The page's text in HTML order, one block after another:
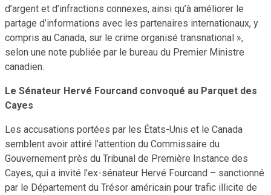
d’argent et d’infractions connexes, ainsi qu’à améliorer le
partage d’informations avec les partenaires internationaux, y
compris au Canada, sur le crime organisé transnational »,
selon une note publiée par le bureau du Premier Ministre
canadien.
Le Sénateur Hervé Fourcand convoqué au Parquet des
Cayes
Les accusations portées par les États-Unis et le Canada
semblent avoir attiré l’attention du Commissaire du
Gouvernement près du Tribunal de Première Instance des
Cayes, qui a invité l’ex-sénateur Hervé Fourcand – sanctionné
par le Département du Trésor américain pour trafic illicite de